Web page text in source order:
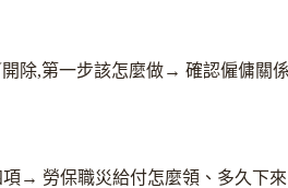
除,第一步該怎麼做→ 確認僱傭關
→ 勞保職災給付怎麼領、多久下來